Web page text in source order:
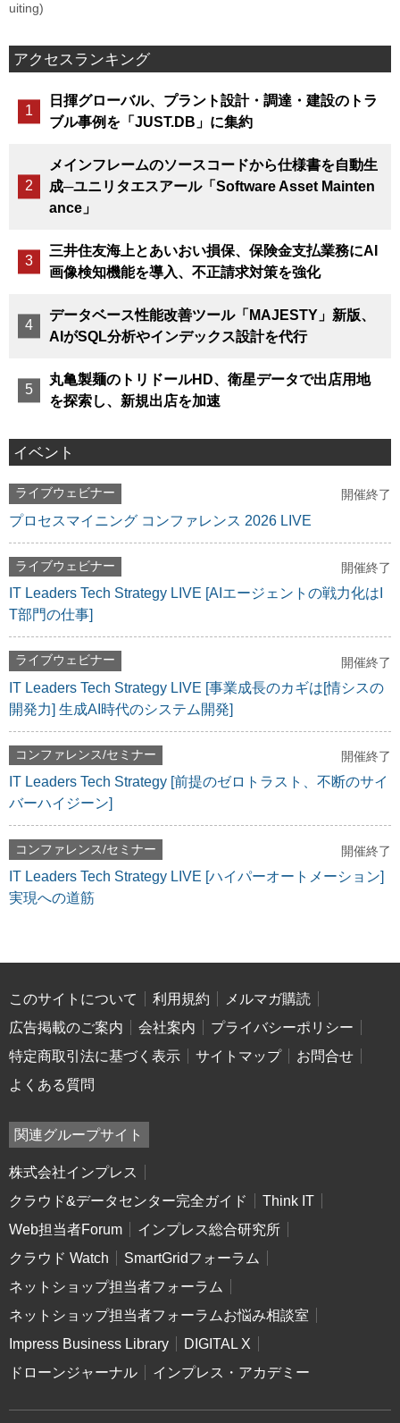
uiting)
アクセスランキング
日揮グローバル、プラント設計・調達・建設のトラ
ブル事例を「JUST.DB」に集約
メインフレームのソースコードから仕様書を自動生
成─ユニリタエスアール「Software Asset Mainten
ance」
三井住友海上とあいおい損保、保険金支払業務にAI
画像検知機能を導入、不正請求対策を強化
データベース性能改善ツール「MAJESTY」新版、
AIがSQL分析やインデックス設計を代行
丸亀製麺のトリドールHD、衛星データで出店用地
を探索し、新規出店を加速
イベント
ライブウェビナー 開催終了
プロセスマイニング コンファレンス 2026 LIVE
ライブウェビナー 開催終了
IT Leaders Tech Strategy LIVE [AIエージェントの戦力化はI
T部門の仕事]
ライブウェビナー 開催終了
IT Leaders Tech Strategy LIVE [事業成長のカギは[情シスの
開発力] 生成AI時代のシステム開発]
コンファレンス/セミナー 開催終了
IT Leaders Tech Strategy [前提のゼロトラスト、不断のサイ
バーハイジーン]
コンファレンス/セミナー 開催終了
IT Leaders Tech Strategy LIVE [ハイパーオートメーション]
実現への道筋
このサイトについて 利用規約
メルマガ購読
広告掲載のご案内
会社案内
プライバシーポリシー
特定商取引法に基づく表示
サイトマップ
お問合せ
よくある質問
関連グループサイト
株式会社インプレス
クラウド&データセンター完全ガイド
Think IT
Web担当者Forum
インプレス総合研究所
クラウド Watch
SmartGridフォーラム
ネットショップ担当者フォーラム
ネットショップ担当者フォーラムお悩み相談室
Impress Business Library
DIGITAL X
ドローンジャーナル
インプレス・アカデミー